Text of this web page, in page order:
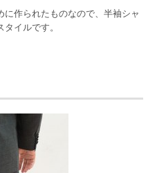
作られたものなので、半袖シャ
イルです。